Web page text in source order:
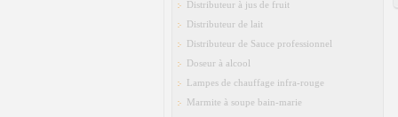
Distributeur à jus de fruit
Distributeur de lait
Distributeur de Sauce professionnel
Doseur à alcool
Lampes de chauffage infra-rouge
Marmite à soupe bain-marie